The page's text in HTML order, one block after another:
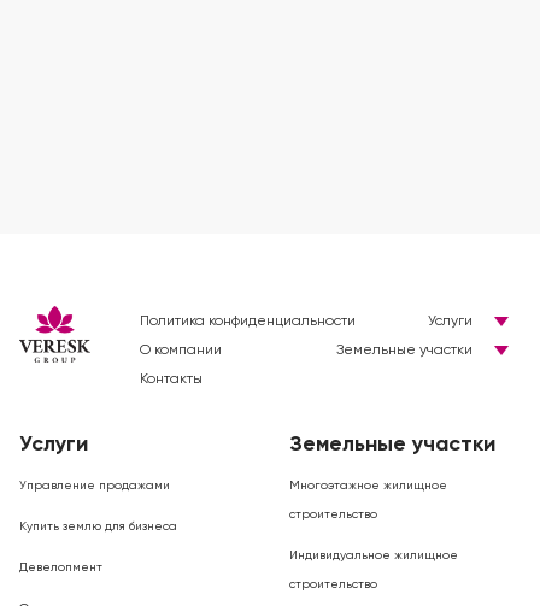
Услуги
Земельные участки
О компании
Контакты
Политика конфиденциальности
Услуги
Управление продажами
Купить землю для бизнеса
Девелопмент
Земельные участки
Многоэтажное жилищное
строительство
Индивидуальное жилищное
строительство